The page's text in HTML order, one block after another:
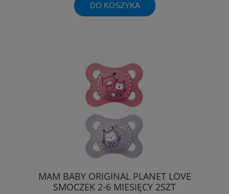
DO KOSZYKA
MAM BABY ORIGINAL PLANET LOVE
SMOCZEK 2-6 MIESIĘCY 2SZT